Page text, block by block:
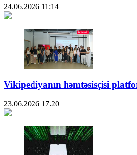
24.06.2026 11:14
Vikipediyanın həmtəsisçisi
23.06.2026 17:20